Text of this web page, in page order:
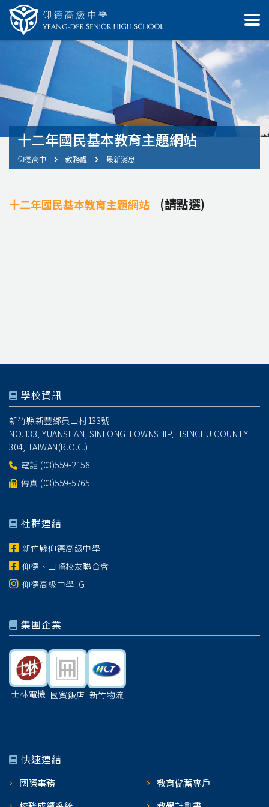
十二年國民基本教育主題網站
仰德高中 教務處 最新消息
十二年國民基本教育主題網站 (請點選)
學校資訊
新竹縣新豐鄉員山村133號
NO.133, YUANSHAN, SINFONG TOWNSHIP, HSINCHU COUNTY
304, TAIWAN(R.O.C.)
電話 (03)559-2158
傳真 (03)559-5765
社群連結
新竹縣仰德高級中學
仰德、山崎校友聯合會
仰德高級中學 IG
集團企業
士林電機 國賓飯店 新竹物流
快速連結
國際事務
教育儲蓄專戶